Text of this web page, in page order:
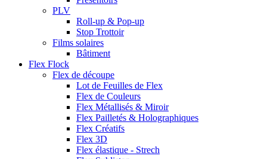
PLV
Roll-up & Pop-up
Stop Trottoir
Films solaires
Bâtiment
Flex Flock
Flex de découpe
Lot de Feuilles de Flex
Flex de Couleurs
Flex Métallisés & Miroir
Flex Pailletés & Holographiques
Flex Créatifs
Flex 3D
Flex élastique - Strech